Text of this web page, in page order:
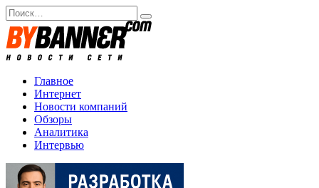
Перейти
к
содержанию
Search
for:
Главное
Интернет
Новости компаний
Обзоры
Аналитика
Интервью